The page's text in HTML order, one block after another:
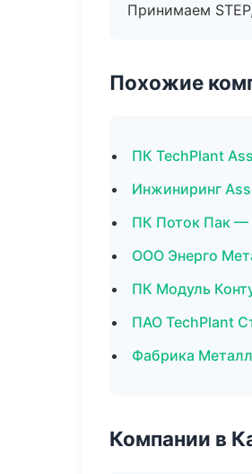
Принимаем
Похожие
ПК TechPlant
Инжиниринг
ПК Поток Пак —
ООО Энерго
ПК Модуль
ПАО TechPlant
Фабрика
Компании в